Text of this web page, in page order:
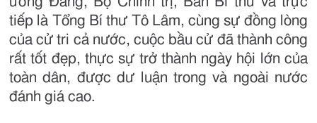
tiếp là Tổng Bí thư Tô Lâm, cùng sự đồng lòng
của cử tri cả nước, cuộc bầu cử đã thành công
rất tốt đẹp, thực sự trở thành ngày hội lớn của
toàn dân, được dư luận trong và ngoài nước
đánh giá cao.